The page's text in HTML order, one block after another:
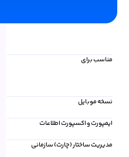
گواهینامه امنیت افتا
مناسب برای
نسخه موبایل
ایمپورت و اکسپورت اطلاعات
مدیریت ساختار (چارت) سازمانی